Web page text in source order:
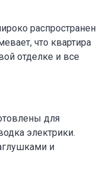
распространен
что квартира
отделке и все
для
электрики.
и